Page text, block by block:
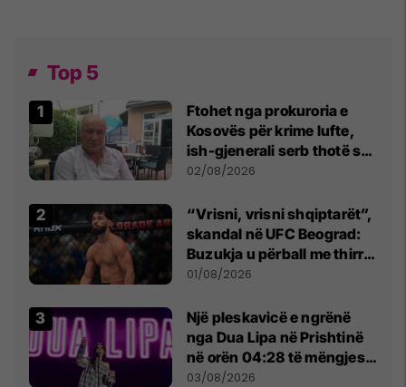
Top 5
Ftohet nga prokuroria e
Kosovës për krime lufte,
ish-gjenerali serb thotë se
dikush e tradhtoi në
02/08/2026
“Vrisni, vrisni shqiptarët”,
skandal në UFC Beograd:
Buzukja u përball me thirrje
anti-shqiptare nga
01/08/2026
Një pleskavicë e ngrënë
nga Dua Lipa në Prishtinë
në orën 04:28 të mëngjesit
- dhe bota digjitale serbe
03/08/2026